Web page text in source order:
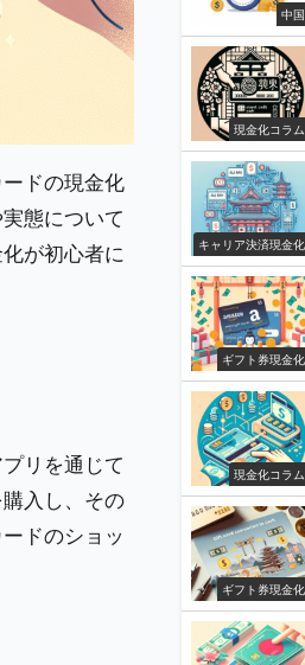
ドの現金化
態について
が初心者に
リを通じて
入し、その
ドのショッ
中国
現金化コラム
キャリア決済現金化
ギフト券現金化
現金化コラム
ギフト券現金化